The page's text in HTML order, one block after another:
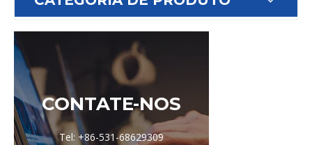
CONTATE-NOS
Tel: +86-531-68629309